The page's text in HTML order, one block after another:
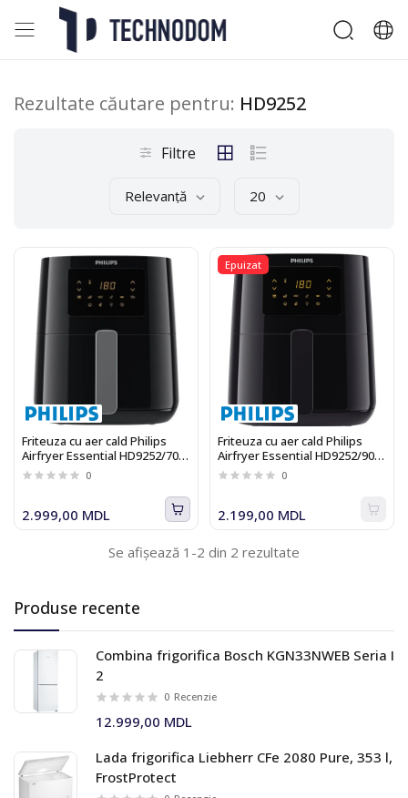
Produse recente
Combina frigorifica Bosch KGN33NWEB Seria I
2
0 Recenzie
12.999,00 MDL
Lada frigorifica Liebherr CFe 2080 Pure, 353 l,
FrostProtect
Rezultate căutare pentru: HD9252
Filtre
Relevanță 20
Friteuza cu aer cald Philips
Airfryer Essential HD9252/70,
4.1l, 1400W, negru
0
2.999,00 MDL
Epuizat
Friteuza cu aer cald Philips
Airfryer Essential HD9252/90,
4.1l, 13 functii, negru
0
2.199,00 MDL
Se afișează 1-2 din 2 rezultate